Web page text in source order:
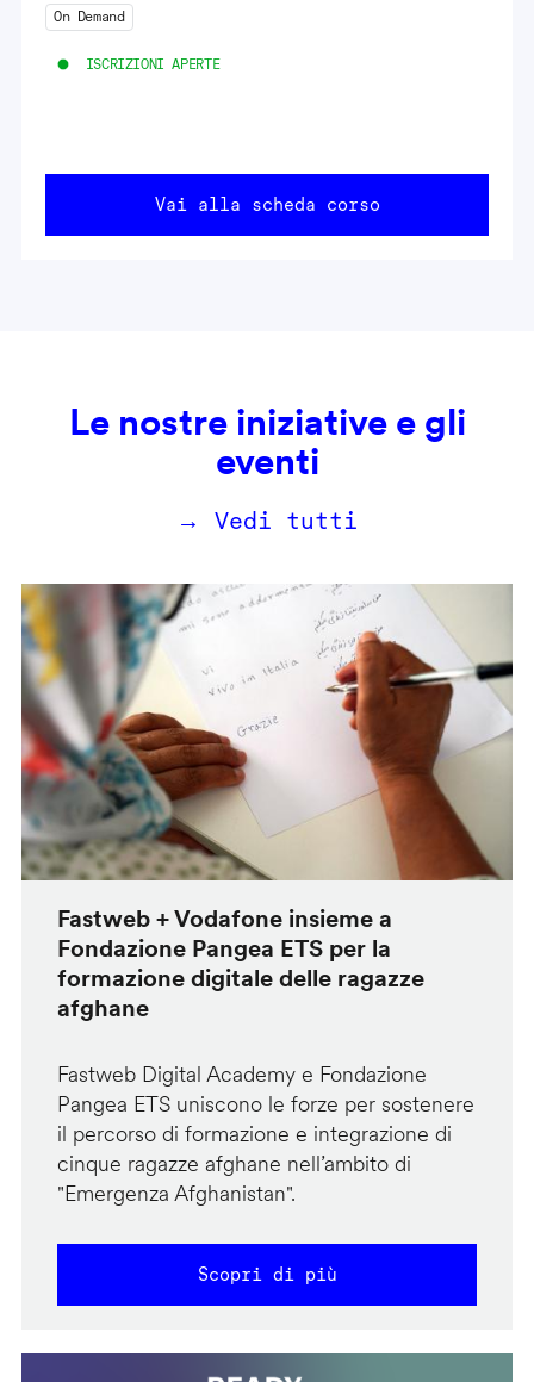
On Demand
ISCRIZIONI APERTE
Vai alla scheda corso
Le nostre iniziative e gli
eventi
→ Vedi tutti
Fastweb + Vodafone insieme a
Fondazione Pangea ETS per la
formazione digitale delle ragazze
afghane
Fastweb Digital Academy e Fondazione
Pangea ETS uniscono le forze per sostenere
il percorso di formazione e integrazione di
cinque ragazze afghane nell’ambito di
"Emergenza Afghanistan".
Scopri di più